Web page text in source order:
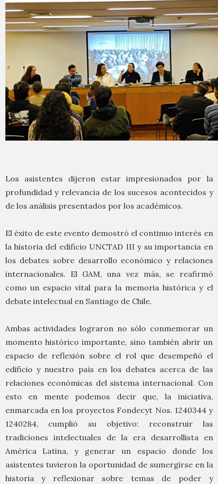
Los asistentes dijeron estar impresionados por la
profundidad y relevancia de los sucesos acontecidos y
de los análisis presentados por los académicos.
El éxito de este evento demostró el continuo interés en
la historia del edificio UNCTAD III y su importancia en
los debates sobre desarrollo económico y relaciones
internacionales. El GAM, una vez más, se reafirmó
como un espacio vital para la memoria histórica y el
debate intelectual en Santiago de Chile.
Ambas actividades lograron no sólo conmemorar un
momento histórico importante, sino también abrir un
espacio de reflexión sobre el rol que desempeñó el
edificio y nuestro país en los debates acerca de las
relaciones económicas del sistema internacional. Con
esto en mente podemos decir que, la iniciativa,
enmarcada en los proyectos Fondecyt Nos. 1240344 y
1240284, cumplió su objetivo: reconstruir las
tradiciones intelectuales de la era desarrollista en
América Latina, y generar un espacio donde los
asistentes tuvieron la oportunidad de sumergirse en la
historia y reflexionar sobre temas de poder y